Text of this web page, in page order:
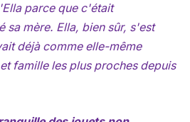
parce que c'était
sa mère. Ella, bien sûr, s'est
déjà comme elle-même
famille les plus proches depuis